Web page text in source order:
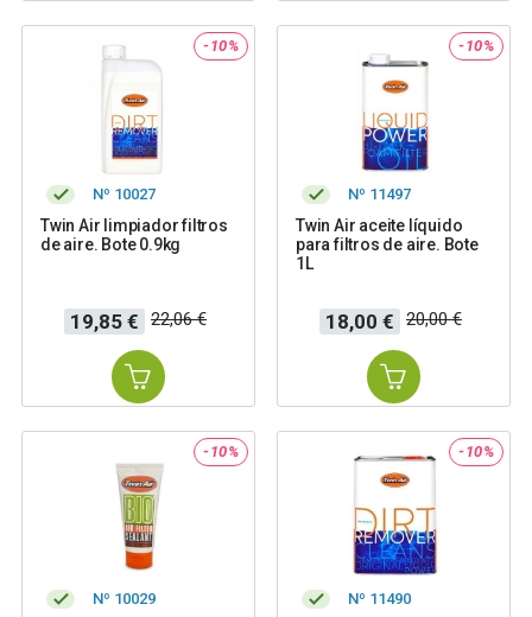
-10%
Nº 10027
Twin Air limpiador filtros
de aire. Bote 0.9kg
Precio
19,85 €
Precio
base
22,06 €
-10%
Nº 11497
Twin Air aceite líquido
para filtros de aire. Bote
1L
Precio
18,00 €
Precio
base
20,00 €
-10%
Nº 10029
-10%
Nº 11490